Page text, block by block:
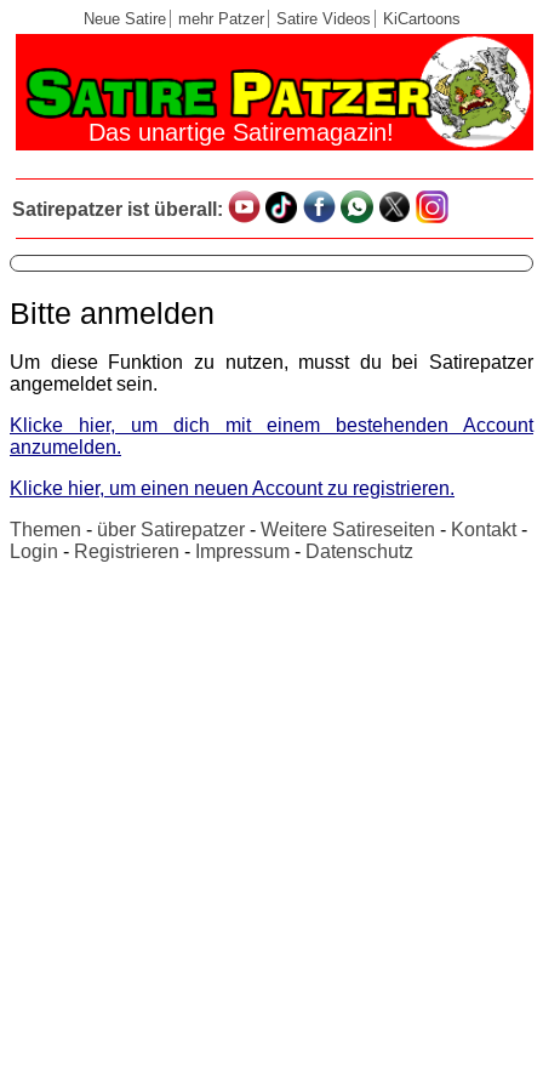
Neue Satire mehr Patzer Satire Videos KiCartoons
Das unartige Satiremagazin!
Satirepatzer ist überall:
Bitte anmelden
Um diese Funktion zu nutzen, musst du bei Satirepatzer
angemeldet sein.
Klicke hier, um dich mit einem bestehenden Account
anzumelden.
Klicke hier, um einen neuen Account zu registrieren.
Themen - über Satirepatzer - Weitere Satireseiten - Kontakt-
Login - Registrieren - Impressum - Datenschutz